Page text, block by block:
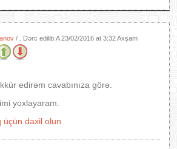
/ . Dərc edilib:A23/02/2016 at 3:32 Axşam
edirəm cavabınıza görə.
yoxlayaram.
üçün daxil olun